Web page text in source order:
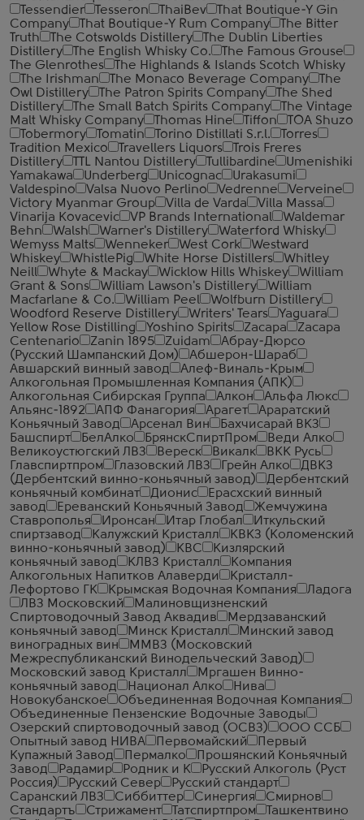
Tessendier
Tesseron ThaiBev
That Boutique-Y Gin
Company
That Boutique-Y Rum Company
The Bitter
Truth
The Cotswolds Distillery
The Dublin Liberties
Distillery
The English Whisky Co.
The Famous Grouse
The Glenrothes
The Highlands & Islands Scotch Whisky
The Irishman
The Monaco Beverage Company
The
Owl Distillery
The Patron Spirits Company
The Shed
Distillery
The Small Batch Spirits Company
The Vintage
Malt Whisky Company
Thomas Hine Tiffon
TOA Shuzo
Tobermory
Tomatin Torino Distillati S.r.l.
Torres
Tradition Mexico
Travellers Liquors
Trois Freres
Distillery
TTL Nantou Distillery Tullibardine
Umenishiki
Yamakawa
Underberg Unicognac
Urakasumi
Valdespino
Valsa Nuovo Perlino Vedrenne
Verveine
Victory Myanmar Group
Villa de Varda
Villa Massa
Vinarija Kovacevic
VP Brands International
Waldemar
Behn
Walsh Warner's Distillery
Waterford Whisky
Wemyss Malts
Wenneker West Cork
Westward
Whiskey
WhistlePig White Horse Distillers
Whitley
Neill
Whyte & Mackay Wicklow Hills Whiskey
William
Grant & Sons
William Lawson's Distillery
William
Macfarlane & Co.
William Peel
Wolfburn Distillery
Woodford Reserve Distillery
Writers' Tears
Yaguara
Yellow Rose Distilling
Yoshino Spirits Zacapa
Zacapa
Centenario
Zanin 1895 Zuidam
Абрау-Дюрсо
(Русский Шампанский Дом)
Абшерон-Шараб
Авшарский винный завод
Алеф-Виналь-Крым
Алкогольная Промышленная Компания (АПК)
Алкогольная Сибирская Группа
Алкон
Альфа Люкс
Альянс-1892
АПФ Фанагория Арагет
Араратский
Коньячный Завод
Арсенал Вин
Бахчисарай ВКЗ
Башспирт
БелАлко БрянскСпиртПром
Веди Алко
Великоустюгский ЛВЗ
Вереск Викалк
ВКК Русь
Главспиртпром
Глазовский ЛВЗ Грейн Алко
ДВКЗ
(Дербентский винно-коньячный завод)
Дербентский
коньячный комбинат
Дионис
Ерасхский винный
завод
Ереванский Коньячный Завод
Жемчужина
Ставрополья
Иронсан Итар Глобал
Иткульский
спиртзавод
Калужский Кристалл
КВКЗ (Коломенский
винно-коньячный завод)
КВС
Кизлярский
коньячный завод
КЛВЗ Кристалл
Компания
Алкогольных Напитков Алаверди
Кристалл-
Лефортово ГК
Крымская Водочная Компания
Ладога
ЛВЗ Московский
Малиновщизненский
Спиртоводочный Завод Аквадив
Мердзаванский
коньячный завод
Минск Кристалл
Минский завод
виноградных вин
ММВЗ (Московский
Межреспубликанский Винодельческий Завод)
Московский завод Кристалл
Мргашен Винно-
коньячный завод
Национал Алко
Нива
Новокубанское
Объединенная Водочная Компания
Объединенные Пензенские Водочные Заводы
Озерский спиртоводочный завод (ОСВЗ)
ООО ССБ
Опытный завод НИВА
Первомайский
Первый
Купажный Завод
Пермалко
Прошянский Коньячный
Завод
Радамир Родник и К
Русский Алкоголь (Руст
Россия)
Русский Север
Русский стандарт
Саранский ЛВЗ
Сиббиттер Синергия
Смирнов
Стандартъ
Стрижамент Татспиртпром
Ташкентвино